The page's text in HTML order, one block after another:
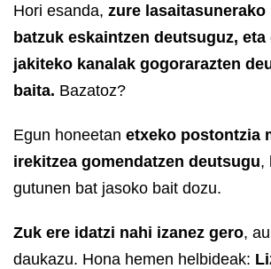
Hori esanda, zure lasaitasunerako
batzuk eskaintzen deutsuguz, eta
jakiteko kanalak gogorarazten
baita. Bazatoz?
Egun honeetan etxeko postontzia
irekitzea gomendatzen deutsugu,
gutunen bat jasoko bait dozu.
Zuk ere idatzi nahi izanez gero,
daukazu. Hona hemen helbideak: